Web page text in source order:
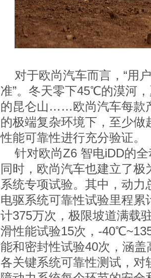
对于欧尚汽车而言，“用
准”。冬天零下45℃的漠河
的昆仑山……欧尚汽车每款
的极端复杂环境下，至少
性能可靠性进行充分验证。
针对欧尚Z6 智电iDD的
同时，欧尚汽车也建立了
系统专项试验。其中，动
电驱系统可靠性试验里程
计375万次，极限坡道满载
滑性能试验15次，-
能和密封性试验40次，涵
各关键系统可靠性测试，